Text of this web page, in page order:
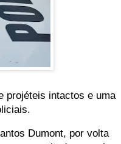
projéteis intactos e uma
Dumont, por volta